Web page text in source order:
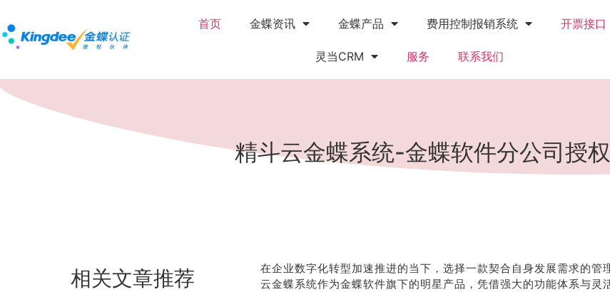
首页 金蝶资讯 金蝶产品 费用控制报销系统 开票接口
灵当CRM 服务 联系我们
精斗云金蝶系统-金蝶软件分公司授
相关文章推荐
在企业数字化转型加速推进的当下，选择一款契合自身发展需求的管
云金蝶系统作为金蝶软件旗下的明星产品，凭借强大的功能体系与灵